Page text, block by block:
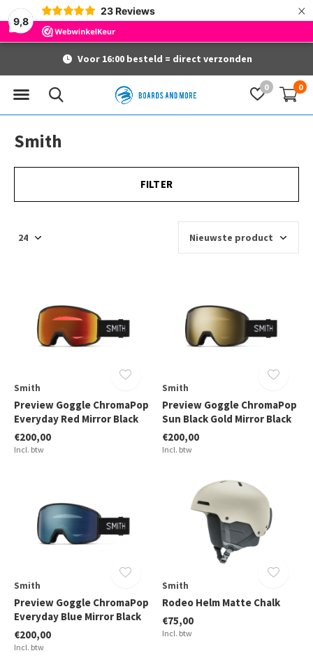
9,8
23 Reviews ×
0 0
Voor 16:00 besteld = direct verzonden
Smith
FILTER
Smith
Preview Goggle ChromaPop
Everyday Red Mirror Black
€200,00
Incl. btw
Smith
Preview Goggle ChromaPop
Sun Black Gold Mirror Black
€200,00
Incl. btw
Smith
Preview Goggle ChromaPop
Everyday Blue Mirror Black
€200,00
Incl. btw
Smith
Rodeo Helm Matte Chalk
€75,00
Incl. btw